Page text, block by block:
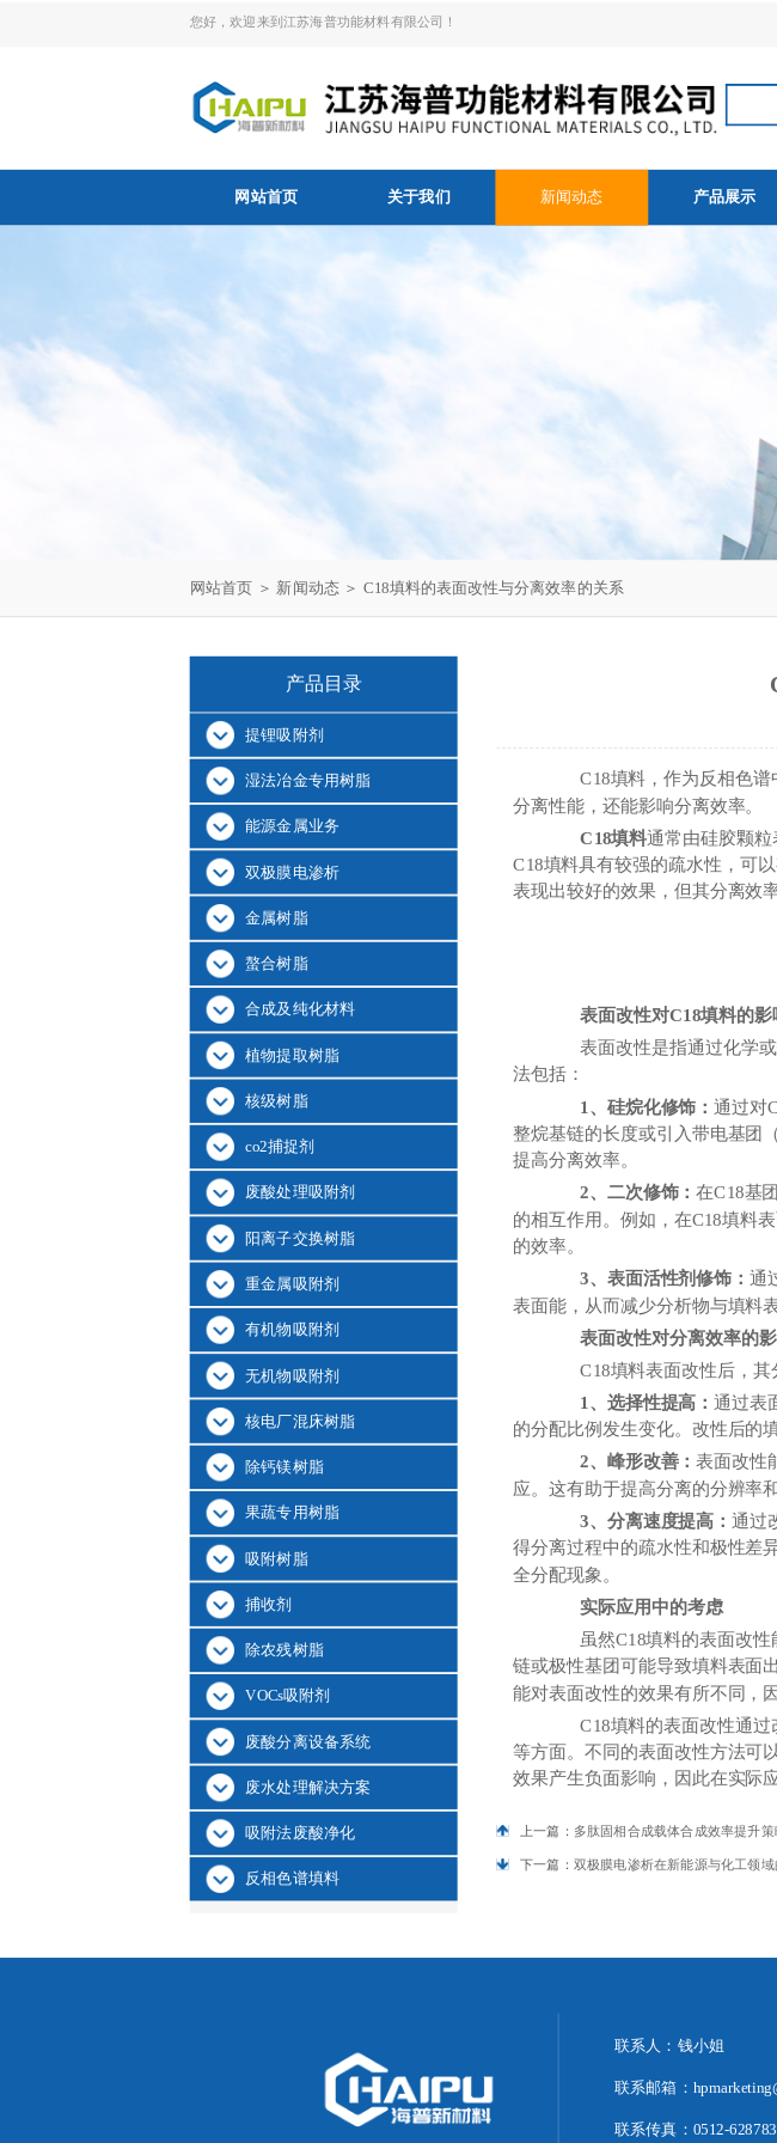
您好，欢迎来到江苏海普功能材料有限公司！
网站首页 关于我们 新闻动态 产品展示
网站首页＞ 新闻动态＞ C18填料的表面改性与分离效率的关系
产品目录
提锂吸附剂
湿法冶金专用树脂
能源金属业务
双极膜电渗析
金属树脂
螯合树脂
合成及纯化材料
植物提取树脂
核级树脂
co2捕捉剂
废酸处理吸附剂
阳离子交换树脂
重金属吸附剂
有机物吸附剂
无机物吸附剂
核电厂混床树脂
除钙镁树脂
果蔬专用树脂
吸附树脂
捕收剂
除农残树脂
VOCs吸附剂
废酸分离设备系统
废水处理解决方案
吸附法废酸净化
反相色谱填料
C18填料，作为反相色谱
分离性能，还能影响分离效率。
C18填料通常由硅胶颗
C18填料具有较强的疏水性，可
表现出较好的效果，但其分离效
表面改性对C18填料的影
表面改性是指通过化学或
法包括：
1、硅烷化修饰：通过对
整烷基链的长度或引入带电基团
提高分离效率。
2、二次修饰：在C18基
的相互作用。例如，在C18填料
的效率。
3、表面活性剂修饰：通
表面能，从而减少分析物与填料
表面改性对分离效率的
C18填料表面改性后，其
1、选择性提高：通过表
的分配比例发生变化。改性后的
2、峰形改善：表面改性
应。这有助于提高分离的分辨率
3、分离速度提高：通过
得分离过程中的疏水性和极性差
全分配现象。
实际应用中的考虑
虽然C18填料的表面改性
链或极性基团可能导致填料表面
能对表面改性的效果有所不同，
C18填料的表面改性通过
等方面。不同的表面改性方法可
效果产生负面影响，因此在实际
上一篇： 多肽固相合成载体合成效率提升策
下一篇： 双极膜电渗析在新能源与化工领
联系人：钱小姐
联系邮箱：
联系传真：0512-